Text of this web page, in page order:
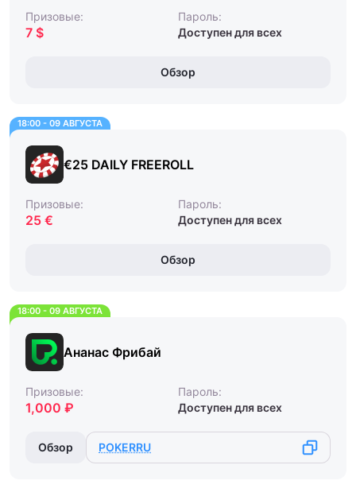
Призовые:
7 $
Пароль:
Доступен для всех
Обзор
18:00 - 09 АВГУСТА
€25 DAILY FREEROLL
Призовые:
25 €
Пароль:
Доступен для всех
Обзор
18:00 - 09 АВГУСТА
Ананас Фрибай
Призовые:
1,000 ₽
Пароль:
Доступен для всех
Обзор POKERRU